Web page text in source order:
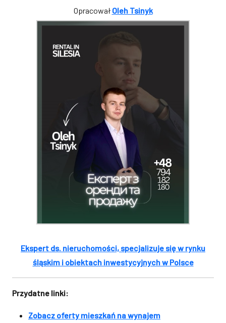
Opracował Oleh Tsinyk
Ekspert ds. nieruchomości, specjalizuje się w rynku
śląskim i obiektach inwestycyjnych w Polsce
Przydatne linki:
Zobacz oferty mieszkań na wynajem